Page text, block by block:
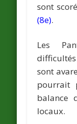
sont
(8e).
Les
difficultés
sont
pourrait
balance
locaux.